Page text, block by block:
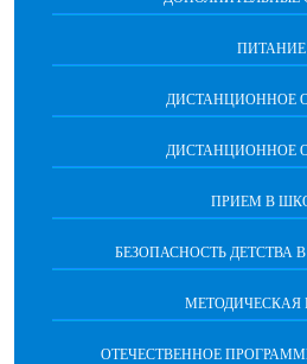
ПИТАНИЕ
ДИСТАНЦИОННОЕ
ДИСТАНЦИОННОЕ
ПРИЕМ В
БЕЗОПАСНОСТЬ ДЕТСТВА
МЕТОДИЧЕСКАЯ
​​​​​​​​​​​ОТЕЧЕСТВЕННОЕ